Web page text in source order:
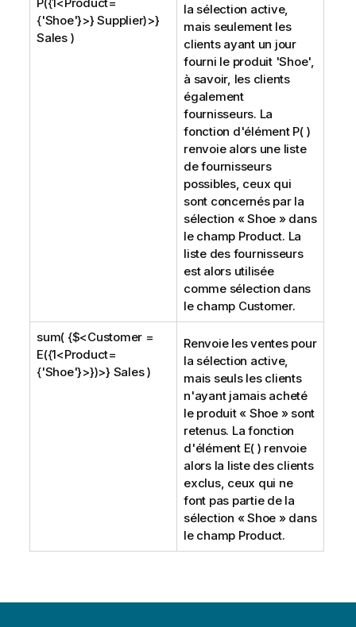
{'Shoe'}>} Supplier)>}
Sales )
la sélection active,
mais seulement les
clients ayant un jour
fourni le produit 'Shoe',
à savoir, les clients
également
fournisseurs. La
fonction d'élément P( )
renvoie alors une liste
de fournisseurs
possibles, ceux qui
sont concernés par la
sélection «Shoe » dans
le champ Product. La
liste des fournisseurs
est alors utilisée
comme sélection dans
le champ Customer.
sum( {$<Customer =
E({1<Product=
{'Shoe'}>})>} Sales )
Renvoie les ventes pour
la sélection active,
mais seuls les clients
n'ayant jamais acheté
le produit « Shoe» sont
retenus. La fonction
d'élément E( ) renvoie
alors la liste des clients
exclus, ceux qui ne
font pas partie de la
sélection «Shoe » dans
le champ Product.